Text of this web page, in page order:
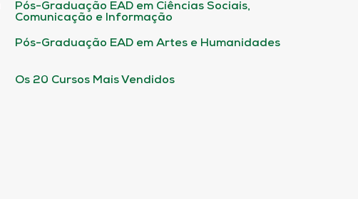
Pós-Graduação EAD em Ciências Sociais,
Comunicação e Informação
Pós-Graduação EAD em Artes e Humanidades
Os 20 Cursos Mais Vendidos